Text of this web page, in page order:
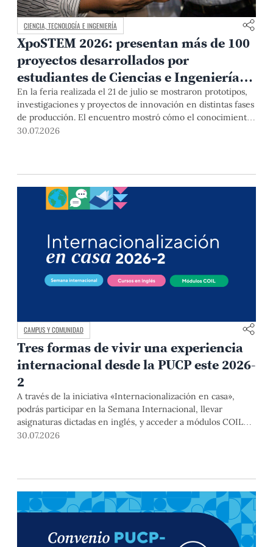
CIENCIA, TECNOLOGÍA E INGENIERÍA
XpoSTEM 2026: presentan más de 100
proyectos desarrollados por
estudiantes de Ciencias e Ingeniería
PUCP orientados a atender
necesidades del país
En la feria realizada el 21 de julio se mostraron prototipos,
investigaciones y proyectos de innovación en distintas fases
de producción. El encuentro mostró cómo el conocimiento
adquirido en las aulas puede responder a desafíos concretos
30.07.2026
CAMPUS Y COMUNIDAD
Tres formas de vivir una experiencia
internacional desde la PUCP este 2026-
2
A través de la iniciativa «Internacionalización en casa»,
podrás participar en la Semana Internacional, llevar
asignaturas dictadas en inglés, y acceder a módulos COIL
junto con estudiantes y docentes de universidades
30.07.2026